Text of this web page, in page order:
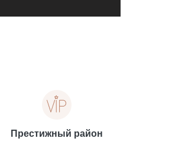
Престижный район